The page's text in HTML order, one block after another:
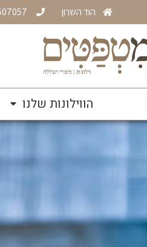
הוד השרון
הווילונות שלנו